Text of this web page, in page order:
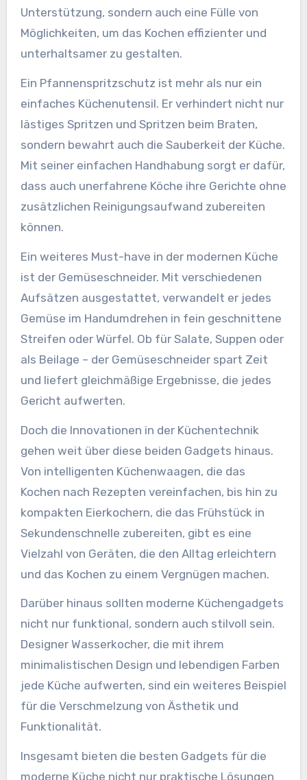
Unterstützung, sondern auch eine Fülle von
Möglichkeiten, um das Kochen effizienter und
unterhaltsamer zu gestalten.
Ein Pfannenspritzschutz ist mehr als nur ein
einfaches Küchenutensil. Er verhindert nicht nur
lästiges Spritzen und Spritzen beim Braten,
sondern bewahrt auch die Sauberkeit der Küche.
Mit seiner einfachen Handhabung sorgt er dafür,
dass auch unerfahrene Köche ihre Gerichte ohne
zusätzlichen Reinigungsaufwand zubereiten
können.
Ein weiteres Must-have in der modernen Küche
ist der Gemüseschneider. Mit verschiedenen
Aufsätzen ausgestattet, verwandelt er jedes
Gemüse im Handumdrehen in fein geschnittene
Streifen oder Würfel. Ob für Salate, Suppen oder
als Beilage – der Gemüseschneider spart Zeit
und liefert gleichmäßige Ergebnisse, die jedes
Gericht aufwerten.
Doch die Innovationen in der Küchentechnik
gehen weit über diese beiden Gadgets hinaus.
Von intelligenten Küchenwaagen, die das
Kochen nach Rezepten vereinfachen, bis hin zu
kompakten Eierkochern, die das Frühstück in
Sekundenschnelle zubereiten, gibt es eine
Vielzahl von Geräten, die den Alltag erleichtern
und das Kochen zu einem Vergnügen machen.
Darüber hinaus sollten moderne Küchengadgets
nicht nur funktional, sondern auch stilvoll sein.
Designer Wasserkocher, die mit ihrem
minimalistischen Design und lebendigen Farben
jede Küche aufwerten, sind ein weiteres Beispiel
für die Verschmelzung von Ästhetik und
Funktionalität.
Insgesamt bieten die besten Gadgets für die
moderne Küche nicht nur praktische Lösungen